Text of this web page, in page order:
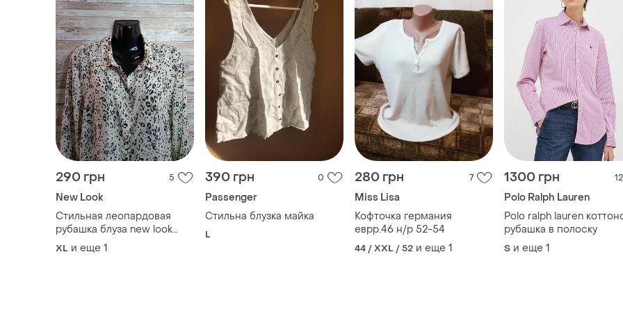
290 грн 5
New Look
Стильная леопардовая
рубашка блуза new look
размер xl-2xl
XL и еще 1
390 грн 0
Passenger
Стильна блузка майка
L
280 грн 7
Miss Lisa
Кофточка германия
еврр.46 н/р 52-54
44 / XXL / 52 и еще 1
1300 грн 12
Polo Ralph Lauren
Polo ralph lauren
рубашка в полоску
S и еще 1